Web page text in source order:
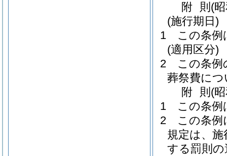
附 則 (
(施行期日)
1
この条例
(適用区分)
2
この条例
葬祭費に
附 則 (
1
この条例
2
この条例
規定は、
する罰則